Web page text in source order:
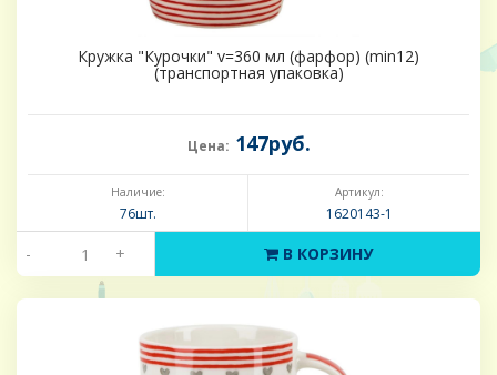
Кружка "Курочки" v=360 мл (фарфор) (min12)
(транспортная упаковка)
Цена: 147руб.
Наличие:
76шт.
Артикул:
1620143-1
- + В КОРЗИНУ